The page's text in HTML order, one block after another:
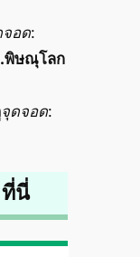
จอด:
.พิษณุโลก
จุดจอด:
ที่นี่